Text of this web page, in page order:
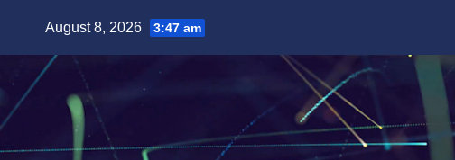
content
August 8, 2026 3:47 am